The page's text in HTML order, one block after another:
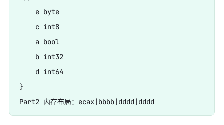
    e byte
    c int8
    a bool
    b int32
    d int64
}